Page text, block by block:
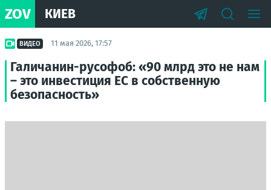
ZOV КИЕВ
ВИДЕО 11 мая 2026, 17:57
Галичанин-русофоб: «90 млрд это не нам
– это инвестиция ЕС в собственную
безопасность»